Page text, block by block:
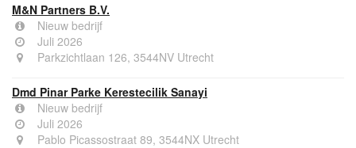
M&N Partners B.V.
Nieuw bedrijf
Juli 2026
Parkzichtlaan 126, 3544NV Utrecht
Dmd Pinar Parke Kerestecilik Sanayi
Nieuw bedrijf
Juli 2026
Pablo Picassostraat 89, 3544NX Utrecht